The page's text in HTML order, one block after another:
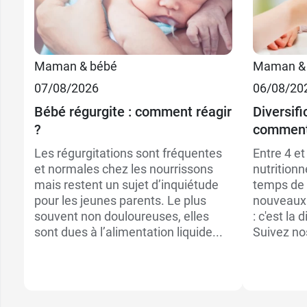
Maman & bébé
07/08/2026
Bébé régurgite : comment réagir
?
Les régurgitations sont fréquentes
et normales chez les nourrissons
mais restent un sujet d’inquiétude
pour les jeunes parents. Le plus
souvent non douloureuses, elles
sont dues à l’alimentation liquide...
Maman
06/08/
Entre 4
temps de
: c'est la
Suivez